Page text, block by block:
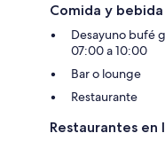
Comida y bebida
Desayuno bufé
07:00 a 10:00
Bar o lounge
Restaurante
Restaurantes en